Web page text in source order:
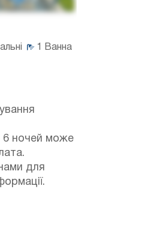
1 Ванна
6 ночей може
для